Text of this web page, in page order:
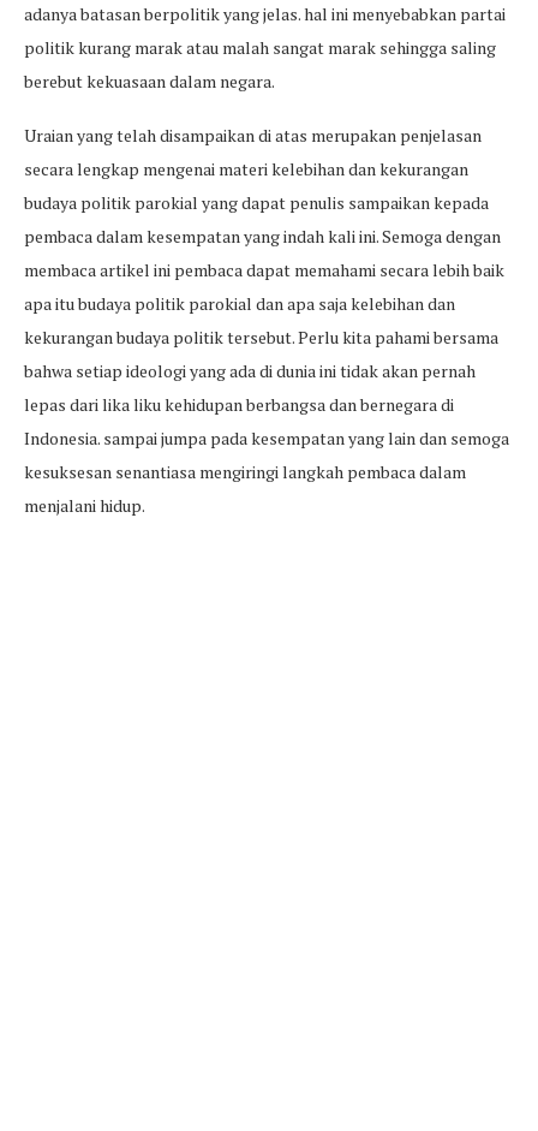
adanya batasan berpolitik yang jelas. hal ini menyebabkan partai
politik kurang marak atau malah sangat marak sehingga saling
berebut kekuasaan dalam negara.
Uraian yang telah disampaikan di atas merupakan penjelasan
secara lengkap mengenai materi kelebihan dan kekurangan
budaya politik parokial yang dapat penulis sampaikan kepada
pembaca dalam kesempatan yang indah kali ini. Semoga dengan
membaca artikel ini pembaca dapat memahami secara lebih baik
apa itu budaya politik parokial dan apa saja kelebihan dan
kekurangan budaya politik tersebut. Perlu kita pahami bersama
bahwa setiap ideologi yang ada di dunia ini tidak akan pernah
lepas dari lika liku kehidupan berbangsa dan bernegara di
Indonesia. sampai jumpa pada kesempatan yang lain dan semoga
kesuksesan senantiasa mengiringi langkah pembaca dalam
menjalani hidup.